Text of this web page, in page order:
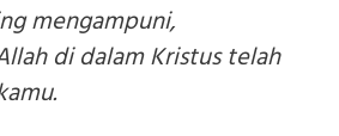
mengampuni,
di dalam Kristus telah